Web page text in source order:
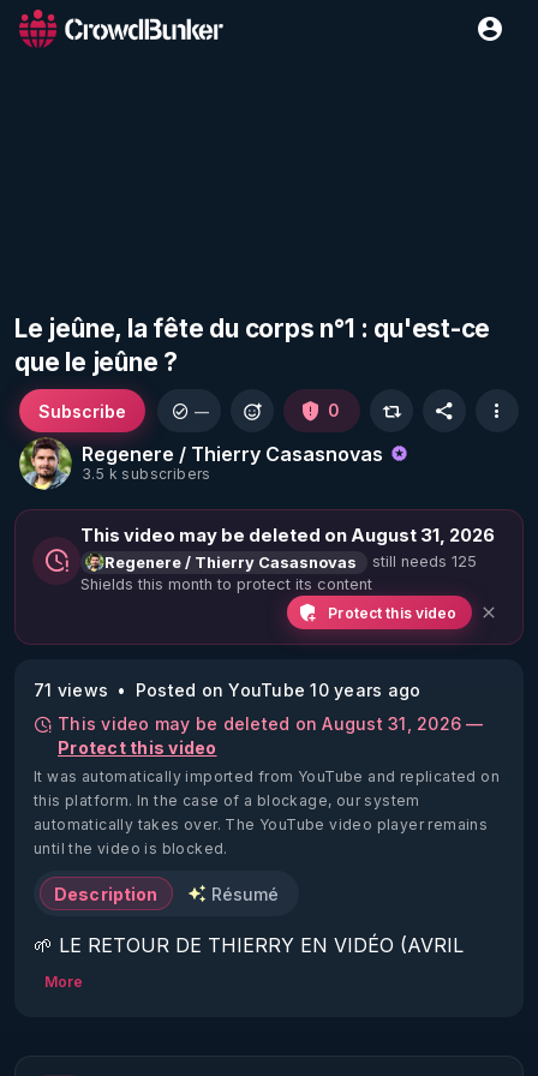
Le jeûne, la fête du corps n°1 : qu'est-ce
que le jeûne ?
Regenere / Thierry Casasnovas
3.5 k subscribers
Subscribe — 0
This video may be deleted on August 31, 2026
Regenere / Thierry Casasnovas
still needs 125
Shields this month to protect its content
Protect this video
71 views
Posted on YouTube 10 years ago
This video may be deleted on August 31, 2026 —
Protect this video
It was automatically imported from YouTube and replicated on
this platform. In the case of a blockage, our system
automatically takes over. The YouTube video player remains
until the video is blocked.
Description Résumé
🌱 LE RETOUR DE THIERRY EN VIDÉO (AVRIL
2022)!
https://www.rgnr.fr/presentation.html
More